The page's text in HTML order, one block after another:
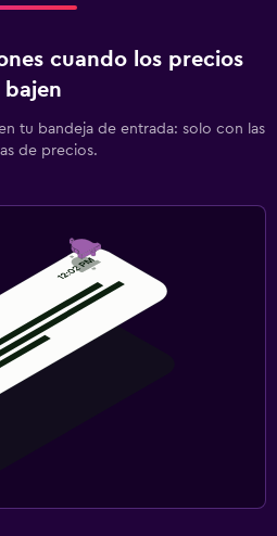
cuando los precios
bajen
tu bandeja de entrada: solo con las
de precios.